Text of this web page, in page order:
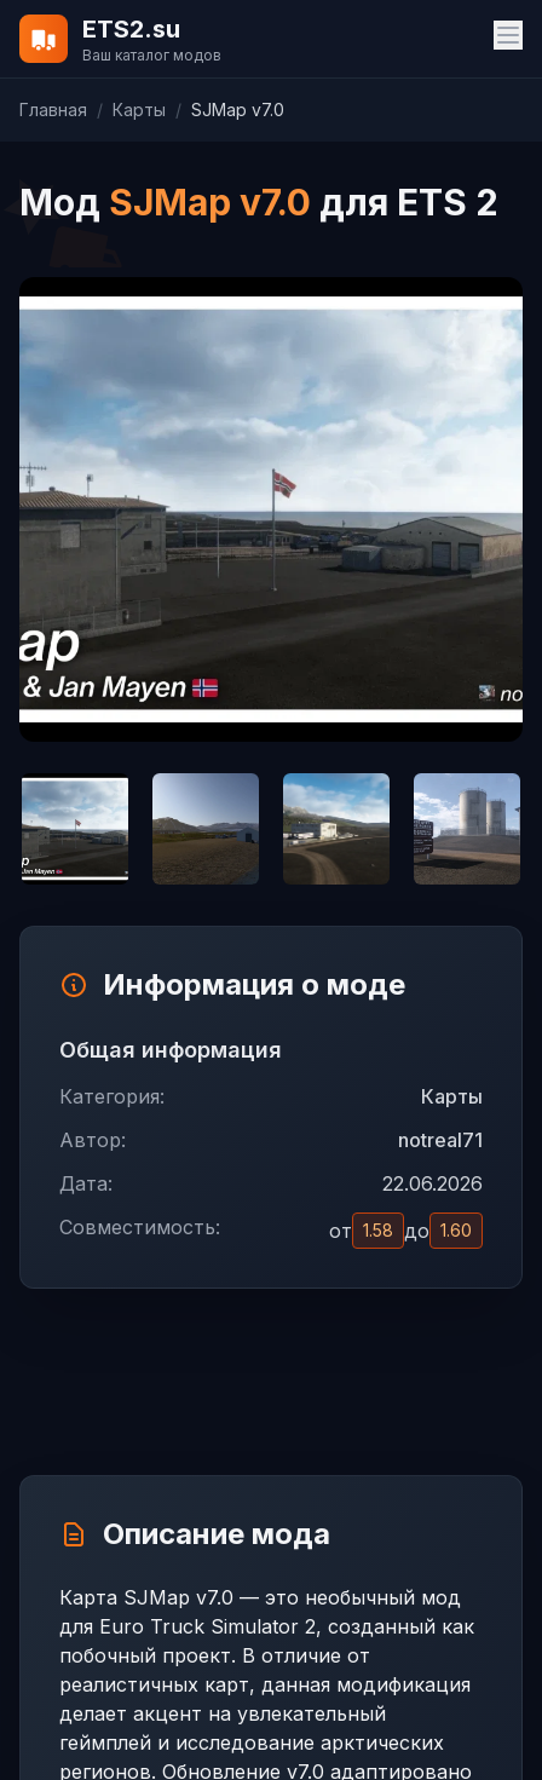
ETS2.su
Ваш каталог модов
Главная / Карты / SJMap v7.0
Мод SJMap v7.0 для ETS 2
Информация о моде
Общая информация
Категория:
Карты
Автор:
notreal71
Дата:
22.06.2026
Совместимость:
от 1.58 до 1.60
Описание мода
Карта SJMap v7.0 — это необычный мод
для Euro Truck Simulator 2, созданный как
побочный проект. В отличие от
реалистичных карт, данная модификация
делает акцент на увлекательный
геймплей и исследование арктических
регионов. Обновление v7.0 адаптировано